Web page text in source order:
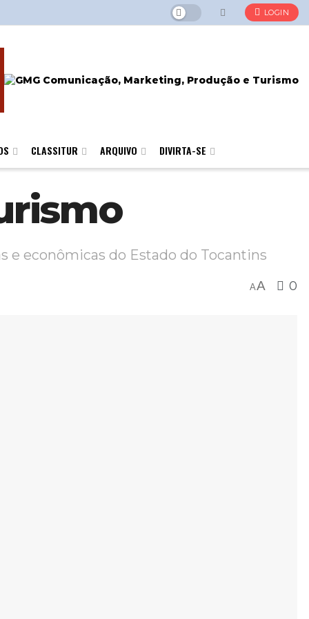
LOGIN
CLASSITUR ARQUIVO DIVIRTA-SE
e econômicas do Estado do Tocantins
AA 0